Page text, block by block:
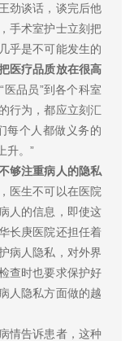
谈话，谈完后他
手术室护士立刻把
乎是不可能发生的
医疗品质放在很高
医品员”到各个科室
行为，都应立刻汇
每个人都做义务的
升。”
够注重病人的隐私
医生不可以在医院
人的信息，即使这
长庚医院还担任着
病人隐私，对外界
查时也要求保护好
人隐私方面做的越
告诉患者，这种